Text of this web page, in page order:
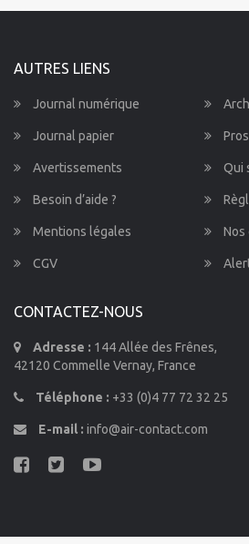
AUTRES LIENS
Journal numérique
Journal papier
Avertissements Qui
Besoin d’aide ?
Mentions légales Nos
CGV
CONTACTEZ-NOUS
Adresse : 144 Allée des Frênes,
42120 Commelle Vernay, France
Téléphone : +33 (0)4 77 72 32 25
E-mail : info@air-contact.com